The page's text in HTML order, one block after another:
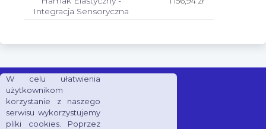
W celu ułatwienia
użytkownikom
korzystanie z naszego
serwisu wykorzystujemy
pliki cookies. Poprzez
Integracja Sensoryczna